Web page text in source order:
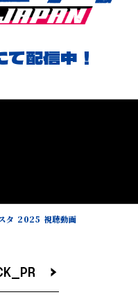
ントをいただけます
配信中！
タ 2025 視聴動画